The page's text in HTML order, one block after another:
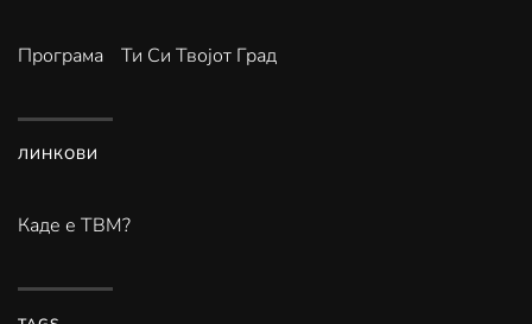
Програма Ти Си Твојот Град
ЛИНКОВИ
Каде е ТВМ?